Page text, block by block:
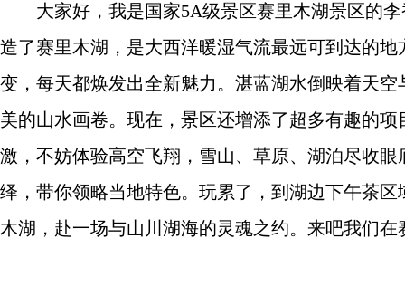
大家好，我是国家5A级景区赛里木湖景区的李
造了赛里木湖，是大西洋暖湿气流最远可到达的
变，每天都焕发出全新魅力。湛蓝湖水倒映着天
美的山水画卷。现在，景区还增添了超多有趣的
激，不妨体验高空飞翔，雪山、草原、湖泊尽收
绎，带你领略当地特色。玩累了，到湖边下午茶
木湖，赴一场与山川湖海的灵魂之约。来吧我们在